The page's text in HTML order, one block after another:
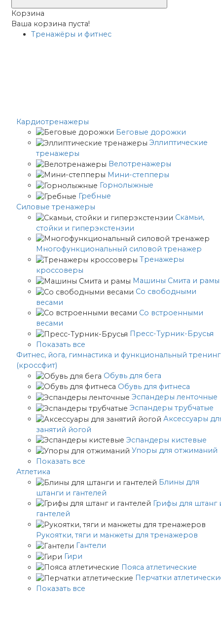
Корзина
Ваша корзина пуста!
Тренажёры и фитнес
Кардиотренажеры
Беговые дорожки
Эллиптические
тренажеры
Велотренажеры
Мини-степперы
Горнолыжные
Гребные
Cиловые тренажеры
Скамьи,
стойки и гиперэкстензии
Многофункциональный силовой тренажер
Тренажеры
кроссоверы
Машины Смита и рамы
Со свободными
весами
Со встроенными
весами
Пресс-Турник-Брусья
Показать все
Фитнес, йога, гимнастика и функциональный тренинг
(кроссфит)
Обувь для бега
Обувь для фитнеса
Эспандеры ленточные
Эспандеры трубчатые
Аксессуары
занятий йогой
Эспандеры кистевые
Упоры для отжиманий
Показать все
Атлетика
Блины для
штанги и гантелей
Грифы для штанг
гантелей
Рукоятки, тяги и манжеты для тренажеров
Гантели
Гири
Пояса атлетические
Перчатки
Показать все